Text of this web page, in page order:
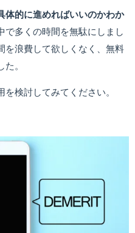
体的に進めればいいのかわか
で多くの時間を無駄にしまし
を浪費して欲しくなく、無料
。
検討してみてください。